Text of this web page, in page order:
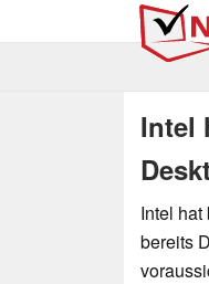
Intel
Intel
bereits